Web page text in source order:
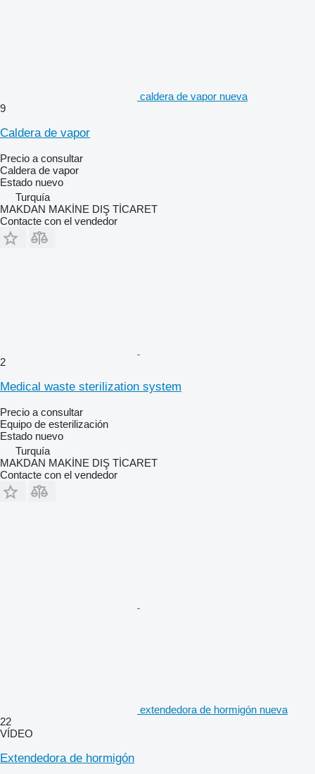
caldera de vapor nueva
9
Caldera de vapor
Precio a consultar
Caldera de vapor
Estado nuevo
Turquía
MAKDAN MAKİNE DIŞ TİCARET
Contacte con el vendedor
2
Medical waste sterilization system
Precio a consultar
Equipo de esterilización
Estado nuevo
Turquía
MAKDAN MAKİNE DIŞ TİCARET
Contacte con el vendedor
extendedora de hormigón nueva
22
VÍDEO
Extendedora de hormigón